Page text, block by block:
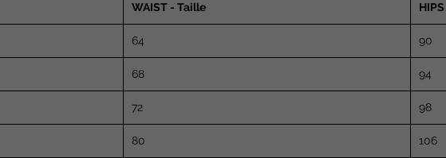
WAIST - Taille
64 90
68 94
72 98
80 106